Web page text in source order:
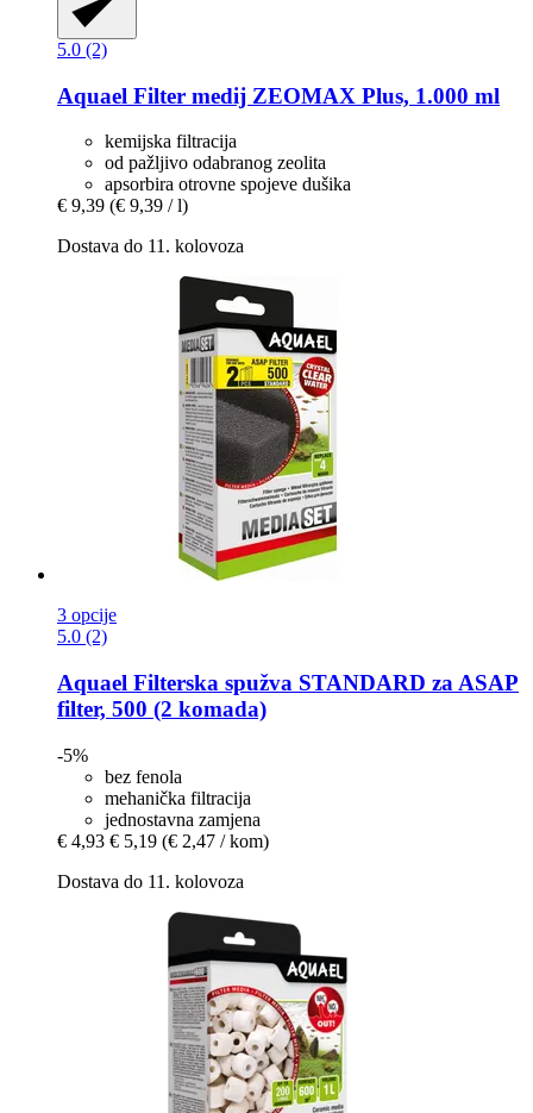
5.0 (2)
Aquael Filter medij ZEOMAX Plus, 1.000 ml
kemijska filtracija
od pažljivo odabranog zeolita
apsorbira otrovne spojeve dušika
€ 9,39 (€ 9,39 / l)
Dostava do 11. kolovoza
3 opcije
5.0 (2)
Aquael Filterska spužva STANDARD za ASAP
filter, 500 (2 komada)
-5%
bez fenola
mehanička filtracija
jednostavna zamjena
€ 4,93 € 5,19 (€ 2,47 / kom)
Dostava do 11. kolovoza